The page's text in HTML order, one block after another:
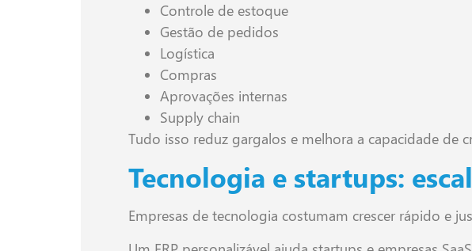
Controle de estoque
Gestão de pedidos
Logística
Compras
Aprovações internas
Supply chain
Tudo isso reduz gargalos e melhora a capacidade de
Tecnologia e startups:
Empresas de tecnologia costumam crescer rápido e